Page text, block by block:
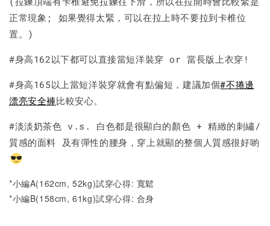
正常現象; 如果覺得太緊，可以在拉上時不要拉到卡椎位
置。)
#身高162以下都可以直接當短洋裝穿 or 當長版上衣穿!
#身高165以上當短洋裝穿就會有點偏短，建議加個#不捲邊
漂亮安全褲比較安心。
#淡淡奶茶色 v.s. 白色都是很顯白的顏色 + 精緻的刺繡/
質感的面料 及有彈性的腰身，穿上就顯的整個人質感很好喲
*小編A(162cm, 52kg)試穿心得: 寬鬆
*小編B(158cm, 61kg)試穿心得: 合身